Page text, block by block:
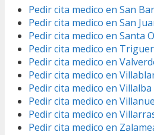
Pedir cita medico en San
Pedir cita medico en San
Pedir cita medico en Santa
Pedir cita medico en
Pedir cita medico en
Pedir cita medico en
Pedir cita medico en
Pedir cita medico en
Pedir cita medico en
Pedir cita medico en